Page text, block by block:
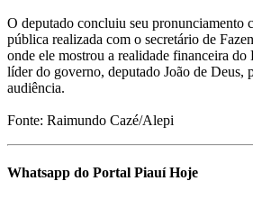
O deputado concluiu seu pronunciamento
pública realizada com o secretário de
onde ele mostrou a realidade financeira do
líder do governo, deputado João de Deus,
audiência.
Fonte: Raimundo Cazé/Alepi
Whatsapp do Portal Piauí Hoje